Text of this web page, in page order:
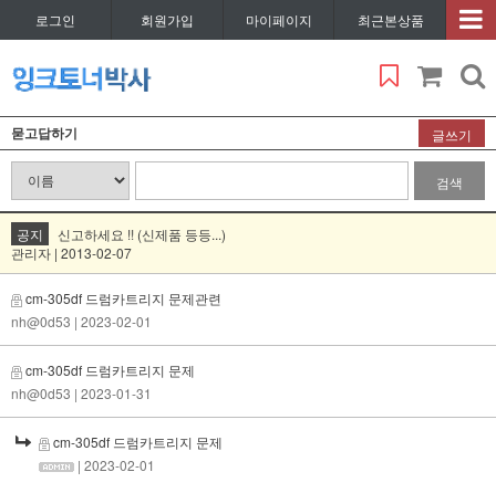
로그인 회원가입 마이페이지 최근본상품
묻고답하기 글쓰기
검색
공지
신고하세요 !! (신제품 등등...)
관리자 | 2013-02-07
cm-305df 드럼카트리지 문제관련
nh@0d53 | 2023-02-01
cm-305df 드럼카트리지 문제
nh@0d53 | 2023-01-31
cm-305df 드럼카트리지 문제
| 2023-02-01